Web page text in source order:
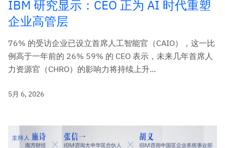
IBM 研究显示：CEO 正为 AI 时代重塑
企业高管层
76% 的受访企业已设立首席人工智能官（CAIO），这一比
例高于一年前的 26% 59% 的 CEO 表示，未来几年首席人
力资源官（CHRO）的影响力将持续上升...
5月 6, 2026